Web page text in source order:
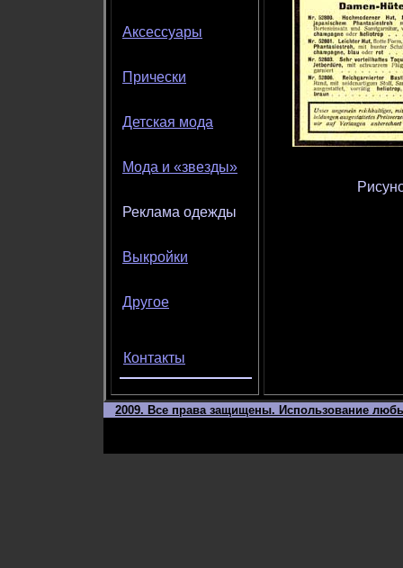
Аксессуары
Прически
Детская мода
Мода и «звезды»
Реклама одежды
Выкройки
Другое
Контакты
2009. Все права защищены. Использование